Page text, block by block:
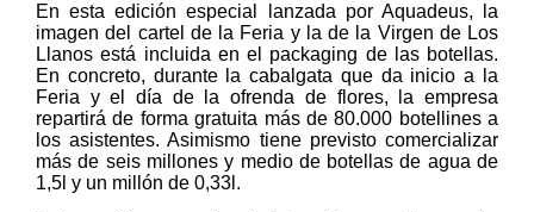
En esta edición especial lanzada por Aquadeus, la
imagen del cartel de la Feria y la de la Virgen de Los
Llanos está incluida en el packaging de las botellas.
En concreto, durante la cabalgata que da inicio a la
Feria y el día de la ofrenda de flores, la empresa
repartirá de forma gratuita más de 80.000 botellines a
los asistentes. Asimismo tiene previsto comercializar
más de seis millones y medio de botellas de agua de
1,5l y un millón de 0,33l.